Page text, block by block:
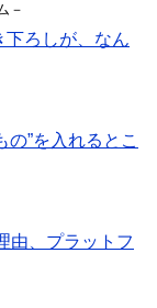
－
下ろしが、なん
の”を入れるとこ
由、プラットフ